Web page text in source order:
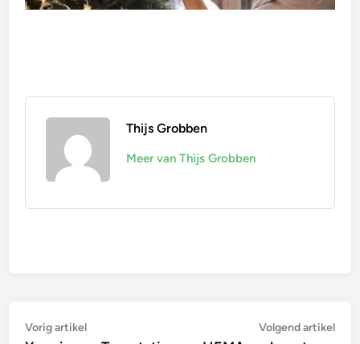
Thijs Grobben
Meer van Thijs Grobben
Bericht
Vorig artikelVorig
Volgend artikel